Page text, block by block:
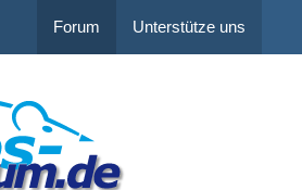
Forum Unterstütze uns